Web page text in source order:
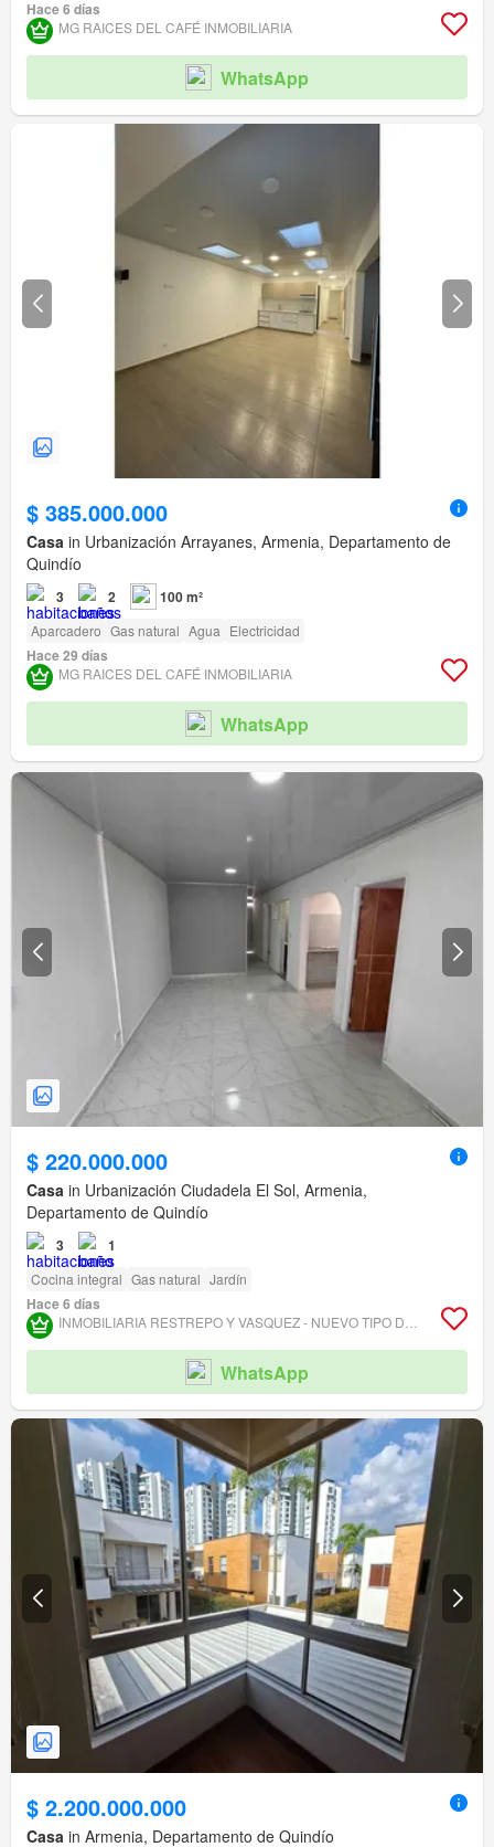
Hace 6 días
MG RAICES DEL CAFÉ INMOBILIARIA
WhatsApp
$ 385.000.000
Casa in Urbanización Arrayanes, Armenia, Departamento de
Quindío
3 2 100 m²
Aparcadero Gas natural Agua Electricidad
Hace 29 días
MG RAICES DEL CAFÉ INMOBILIARIA
WhatsApp
$ 220.000.000
Casa in Urbanización Ciudadela El Sol, Armenia,
Departamento de Quindío
3 1
Cocina integral Gas natural Jardín
Hace 6 días
WhatsApp
$ 2.200.000.000
Casa in Armenia, Departamento de Quindío